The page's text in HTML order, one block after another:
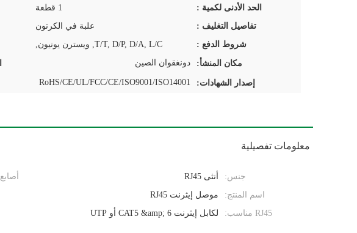
الحد الأدنى لكمية : 1 قطعة
تفاصيل التغليف :
علبة في الكرتون
شروط الدفع :
T/T, D/P, D/A, L/C, ويسترن يونيون,
مكان المنشأ: دونغقوان الصين
إصدار الشهادات: RoHS/CE/UL/FCC/CE/ISO9001/ISO14001
معلومات تفصيلية
جنس: أنثى RJ45 أصابع LEDS / EMI:
اسم المنتج:
موصل إيثرنت RJ45
RJ45 مناسب:
لكابل إيثرنت CAT5 &amp; 6 أو UTP